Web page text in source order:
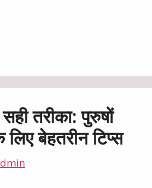
तरीका: पुरुषों
बेहतरीन टिप्स